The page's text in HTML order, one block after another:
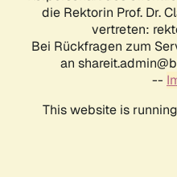
die Rektorin Prof. Dr.
vertreten:
Bei Rückfragen zum
an
--
This website is